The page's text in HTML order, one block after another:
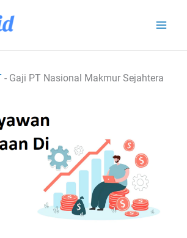
- Gaji PT Nasional Makmur Sejahtera